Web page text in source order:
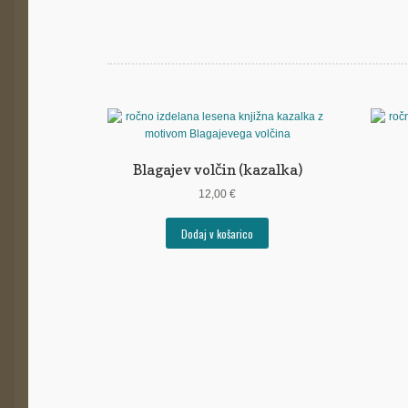
Blagajev volčin (kazalka)
12,00€
Dodaj v košarico